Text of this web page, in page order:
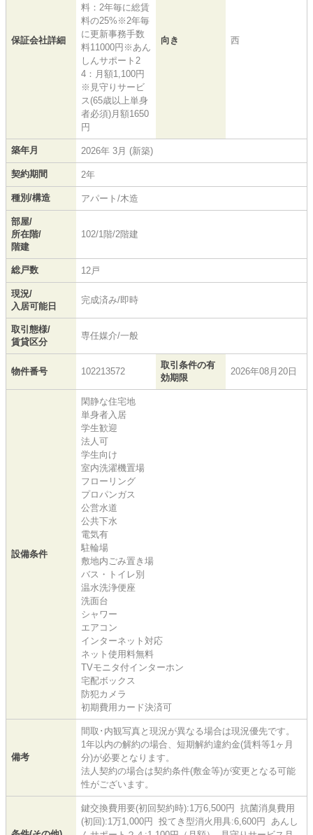
保証会社詳細
料：2年毎に総賃
料の25%※2年毎
に更新事務手数
料11000円※あん
しんサポート2
4：月額1,100円
※見守りサービ
ス(65歳以上単身
者必須)月額1650
円
向き 西
築年月 2026年 3月 (新築)
契約期間 2年
種別/構造 アパート/木造
部屋/
所在階/
階建
102/1階/2階建
総戸数 12戸
現況/
入居可能日
完成済み/即時
取引態様/
賃貸区分
専任媒介/一般
物件番号 102213572
取引条件の有
効期限
2026年08月20日
設備条件
閑静な住宅地
単身者入居
学生歓迎
法人可
学生向け
室内洗濯機置場
フローリング
プロパンガス
公営水道
公共下水
電気有
駐輪場
敷地内ごみ置き場
バス・トイレ別
温水洗浄便座
洗面台
シャワー
エアコン
インターネット対応
ネット使用料無料
TVモニタ付インターホン
宅配ボックス
防犯カメラ
初期費用カード決済可
備考
間取･内観写真と現況が異なる場合は現況優先です。
1年以内の解約の場合、短期解約違約金(賃料等1ヶ月
分)が必要となります。
法人契約の場合は契約条件(敷金等)が変更となる可能
性がございます。
鍵交換費用要(初回契約時):1万6,500円 抗菌消臭費用
(初回):1万1,000円 投てき型消火用具:6,600円 あんし